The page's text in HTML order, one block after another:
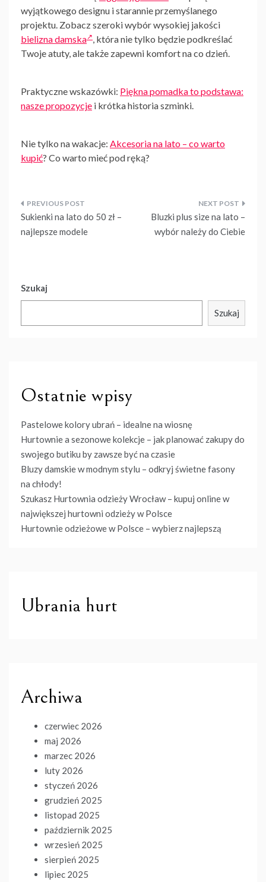
wyjątkowego designu i starannie przemyślanego
projektu. Zobacz szeroki wybór wysokiej jakości
bielizna damska , która nie tylko będzie podkreślać
Twoje atuty, ale także zapewni komfort na co dzień.
Praktyczne wskazówki: Piękna pomadka to podstawa:
nasze propozycje i krótka historia szminki.
Nie tylko na wakacje: Akcesoria na lato – co warto
kupić? Co warto mieć pod ręką?
Nawigacja
wpisu
Sukienki na lato do 50 zł –
najlepsze modele
Bluzki plus size na lato –
wybór należy do Ciebie
Szukaj
Szukaj
Ostatnie wpisy
Pastelowe kolory ubrań – idealne na wiosnę
Hurtownie a sezonowe kolekcje – jak planować zakupy do
swojego butiku by zawsze być na czasie
Bluzy damskie w modnym stylu – odkryj świetne fasony
na chłody!
Szukasz Hurtownia odzieży Wrocław – kupuj online w
największej hurtowni odzieży w Polsce
Hurtownie odzieżowe w Polsce – wybierz najlepszą
Ubrania hurt
Archiwa
czerwiec 2026
maj 2026
marzec 2026
luty 2026
styczeń 2026
grudzień 2025
listopad 2025
październik 2025
wrzesień 2025
sierpień 2025
lipiec 2025